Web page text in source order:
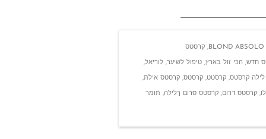
BLOND ABSOLO
,קרסטס
חדש, הכי זול בארץ,טיפול לשיער,לוריאל,
לילה קרסטס,קרסטט,קרסטס,קרסטס אילת,
,קרסטס דרום,קרסטס סרום ךלילה, תומר